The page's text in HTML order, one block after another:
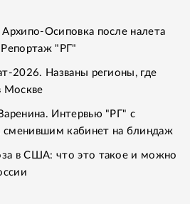
Осиповка после налета
"РГ"
2026. Названы регионы, где
Москве
Интервью "РГ" с
кабинет на блиндаж
в США: что это такое и можно